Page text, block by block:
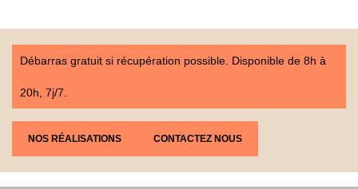
Débarras gratuit si récupération possible. Disponible de 8h à
20h, 7j/7.
NOS RÉALISATIONS CONTACTEZ NOUS